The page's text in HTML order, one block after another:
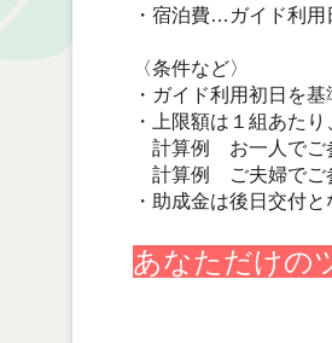
・宿泊費…ガイド利
〈条件など〉
・ガイド利用初日を
・上限額は１組あた
計算例 お一人でご
計算例 ご夫婦でご
・助成金は後日交付と
あなただけの